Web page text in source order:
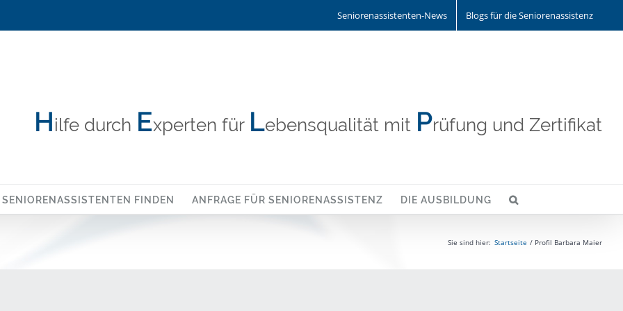
Seniorenassistenten-News Blogs für die Seniorenassistenz
Hilfe durch Experten für Lebensqualität mit Prüfung und Zertifikat
SENIORENASSISTENTEN FINDEN ANFRAGE FÜR SENIORENASSISTENZ DIE AUSBILDUNG
Sie sind hier: Startseite Profil Barbara Maier